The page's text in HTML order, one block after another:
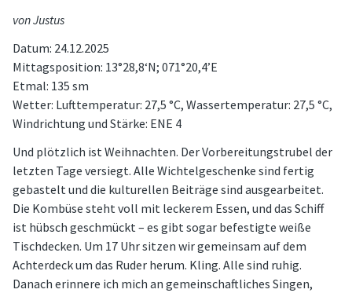
von Justus
Datum: 24.12.2025
Mittagsposition: 13°28,8‘N; 071°20,4’E
Etmal: 135 sm
Wetter: Lufttemperatur: 27,5 °C, Wassertemperatur: 27,5 °C,
Windrichtung und Stärke: ENE 4
Und plötzlich ist Weihnachten. Der Vorbereitungstrubel der
letzten Tage versiegt. Alle Wichtelgeschenke sind fertig
gebastelt und die kulturellen Beiträge sind ausgearbeitet.
Die Kombüse steht voll mit leckerem Essen, und das Schiff
ist hübsch geschmückt – es gibt sogar befestigte weiße
Tischdecken. Um 17 Uhr sitzen wir gemeinsam auf dem
Achterdeck um das Ruder herum. Kling. Alle sind ruhig.
Danach erinnere ich mich an gemeinschaftliches Singen,